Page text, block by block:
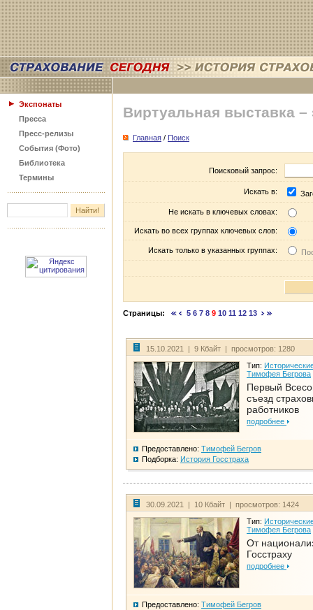
Экспонаты
Пресса
Пресс-релизы
События (Фото)
Библиотека
Термины
Виртуальная выставка –
Главная / Поиск
Поисковый запрос:
Искать в:
Не искать в ключевых словах:
Искать во всех группах ключевых слов:
Искать только в указанных группах:
Страницы: 5 6 7 8 9 10 11 12 13
15.10.2021 | 9 Кбайт | просмотров: 1280
Тип:
Тимофея Бегрова
Первый
съезд
работников
подробнее
Предоставлено: Тимофей Бегров
Подборка: История Госстраха
30.09.2021 | 10 Кбайт | просмотров: 1424
Тип:
Тимофея Бегрова
От
Госстраху
подробнее
Предоставлено: Тимофей Бегров